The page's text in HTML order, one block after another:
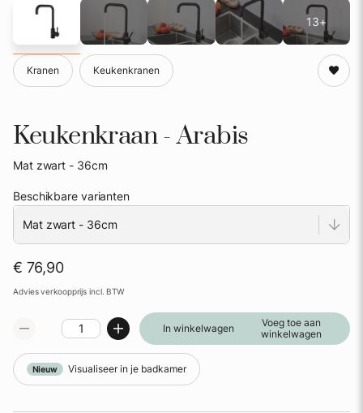
13+
Kranen Keukenkranen
Keukenkraan - Arabis
Mat zwart - 36cm
Beschikbare varianten
€ 76,90
Advies verkoopprijs incl. BTW
In winkelwagen
Voeg toe aan
winkelwagen
Nieuw Visualiseer in je badkamer